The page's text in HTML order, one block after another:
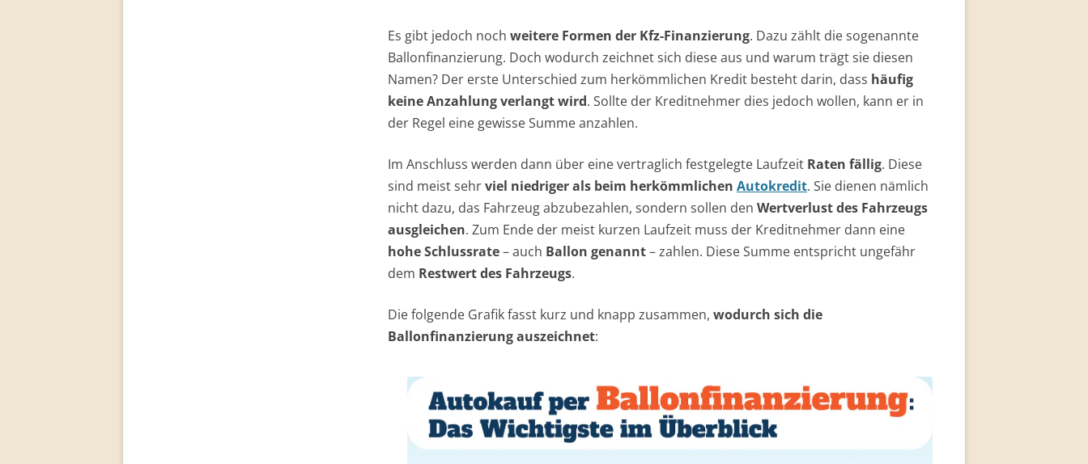
der Regel eine gewisse Summe anzahlen.
Im Anschluss werden dann über eine vertraglich festgelegte LaufzeitRaten fällig. Diese
sind meist sehrviel niedriger als beim herkömmlichenAutokredit. Sie dienen nämlich
nicht dazu, das Fahrzeug abzubezahlen, sondern sollen den
hohe Schlussrate– auchBallon genannt– zahlen. Diese Summe entspricht ungefähr
demRestwert des Fahrzeugs .
Die folgende Grafik fasst kurz und knapp zusammen,wodurch sich die
Ballonfinanzierung auszeichnet: